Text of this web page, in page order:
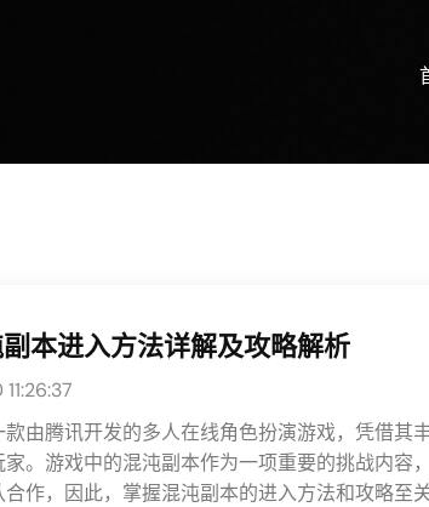
本进入方法详解及攻略解析
款由腾讯开发的多人在线角色扮演游戏，凭借其
。游戏中的混沌副本作为一项重要的挑战内容
作，因此，掌握混沌副本的进入方法和攻略至